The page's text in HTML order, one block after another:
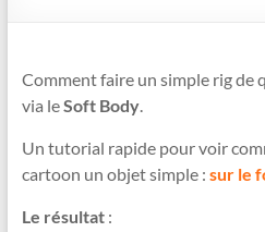
Comment faire un simple rig de
via leSoft Body.
Un tutorial rapide pour voir
cartoon un objet simple : sur le
Le résultat: